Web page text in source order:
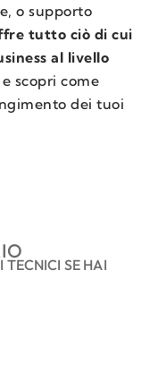
SE HAI
o supporto
tutto ciò di cui
al livello
scopri come
dei tuoi